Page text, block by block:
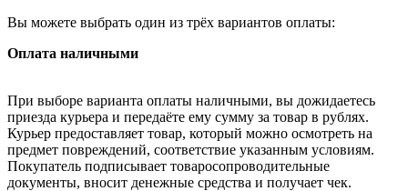
Вы можете выбрать один из трёх вариантов оплаты:
Оплата наличными
При выборе варианта оплаты наличными, вы дожидаетесь
приезда курьера и передаёте ему сумму за товар в рублях.
Курьер предоставляет товар, который можно осмотреть на
предмет повреждений, соответствие указанным условиям.
Покупатель подписывает товаросопроводительные
документы, вносит денежные средства и получает чек.